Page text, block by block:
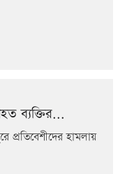
ব্যক্তির...
প্রতিবেশীদের হামলায়